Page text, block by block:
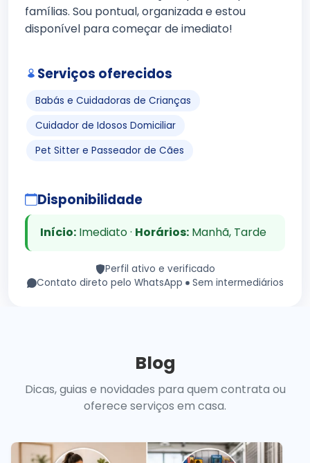
famílias. Sou pontual, organizada e estou
disponível para começar de imediato!
Serviços oferecidos
Babás e Cuidadoras de Crianças
Cuidador de Idosos Domiciliar
Pet Sitter e Passeador de Cães
Disponibilidade
Início:Imediato · Horários:Manhã, Tarde
Perfil ativo e verificado
Contato direto pelo WhatsApp
Sem intermediários
Blog
Dicas, guias e novidades para quem contrata ou
oferece serviços em casa.